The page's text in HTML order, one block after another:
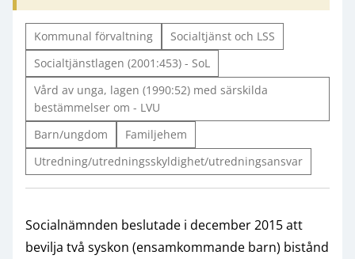
Kommunal förvaltning
Socialtjänst och LSS
Socialtjänstlagen (2001:453) - SoL
Vård av unga, lagen (1990:52) med särskilda
bestämmelser om - LVU
Barn/ungdom
Familjehem
Utredning/utredningsskyldighet/utredningsansvar
Socialnämnden beslutade i december 2015 att
bevilja två syskon (ensamkommande barn) bistånd